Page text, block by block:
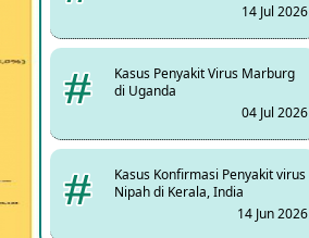
14 Jul 2026
Kasus Penyakit Virus Marburg
di Uganda
04 Jul 2026
Kasus Konfirmasi Penyakit virus
Nipah di Kerala, India
14 Jun 2026